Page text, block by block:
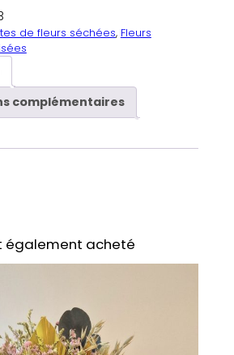
de fleurs séchées, Fleurs
complémentaires
également acheté